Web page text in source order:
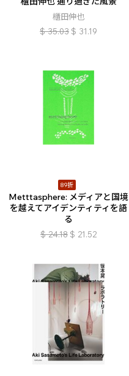
櫃田伸也
$ 35.03 $ 31.19
89折
Metttasphere: メディアと国境
を越えてアイデンティティを語
る
$ 24.18 $ 21.52